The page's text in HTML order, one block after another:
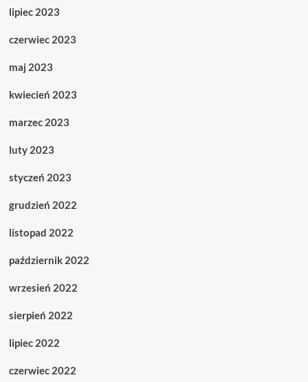
lipiec 2023
czerwiec 2023
maj 2023
kwiecień 2023
marzec 2023
luty 2023
styczeń 2023
grudzień 2022
listopad 2022
październik 2022
wrzesień 2022
sierpień 2022
lipiec 2022
czerwiec 2022